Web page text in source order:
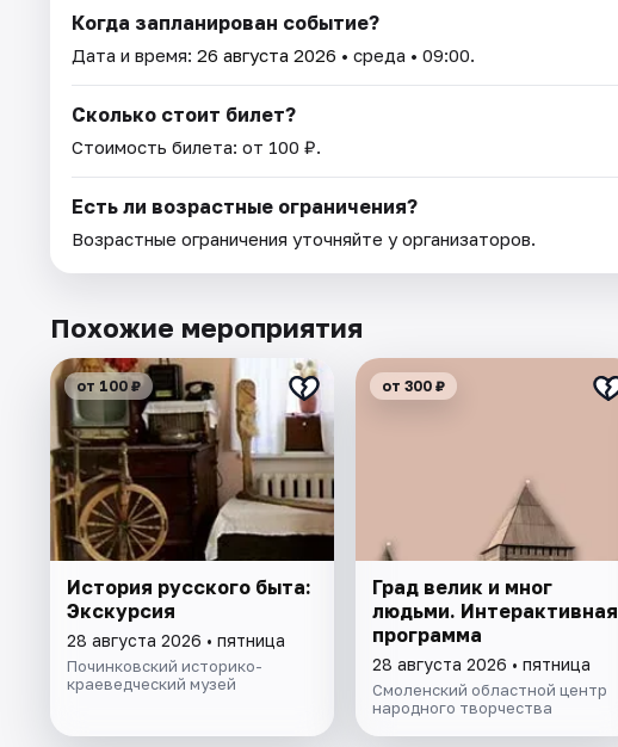
Когда запланирован событие?
Дата и время: 26 августа 2026 • среда • 09:00.
Сколько стоит билет?
Стоимость билета: от 100 ₽.
Есть ли возрастные ограничения?
Возрастные ограничения уточняйте у организаторов.
Похожие мероприятия
от 100 ₽
История русского быта:
Экскурсия
28 августа 2026 • пятница
Починковский историко-
краеведческий музей
от 300 ₽
Град велик и мног
людьми. Интерактивная
программа
28 августа 2026 • пятница
Смоленский областной центр
народного творчества